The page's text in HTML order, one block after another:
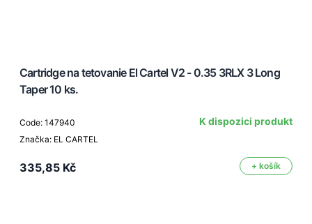
Cartridge na tetovanie El Cartel V2 - 0.35 3RLX 3 Long
Taper 10 ks.
Code: 147940
Značka: EL CARTEL
K dispozici produkt
335,85 Kč + košík